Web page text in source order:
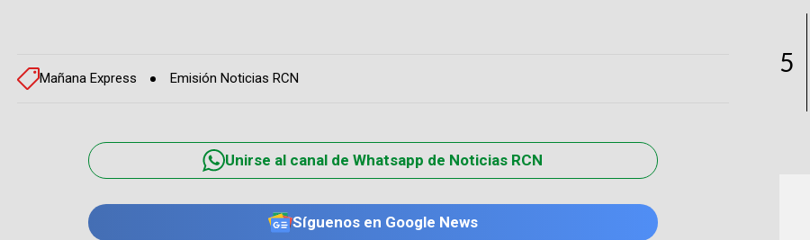
Mañana Express Emisión Noticias RCN
Unirse al canal de Whatsapp de Noticias RCN
Síguenos en Google News
5